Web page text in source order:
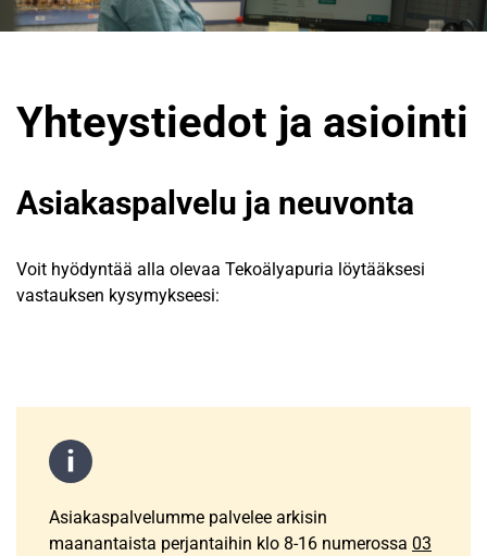
Yhteystiedot ja asiointi
Asiakaspalvelu ja neuvonta
Voit hyödyntää alla olevaa Tekoälyapuria löytääksesi
vastauksen kysymykseesi:
Asiakaspalvelumme palvelee arkisin
maanantaista perjantaihin klo 8-16 numerossa 03